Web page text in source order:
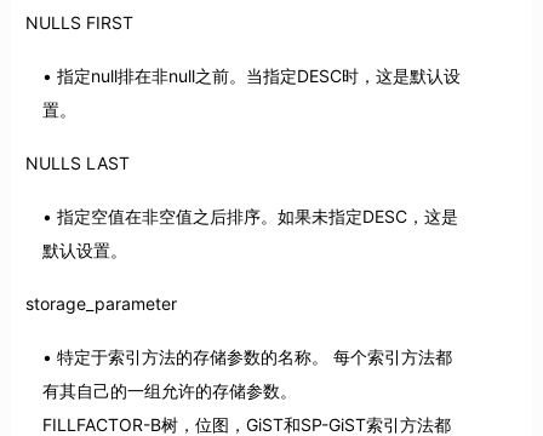
NULLS FIRST
指定null排在非null之前。当指定DESC时，这是默认设
置。
NULLS LAST
指定空值在非空值之后排序。如果未指定DESC，这是
默认设置。
storage_parameter
特定于索引方法的存储参数的名称。 每个索引方法都
有其自己的一组允许的存储参数。
FILLFACTOR-B树，位图，GiST和SP-GiST索引方法都